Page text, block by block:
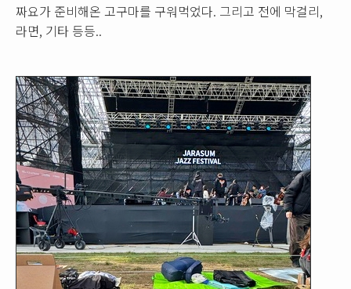
짜요가 준비해온 고구마를 구워먹었다. 그리고 전에 막걸리,
라면, 기타 등등..